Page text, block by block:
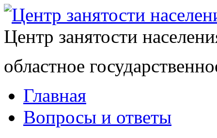
Центр занятости
областное
Главная
Вопросы и ответы